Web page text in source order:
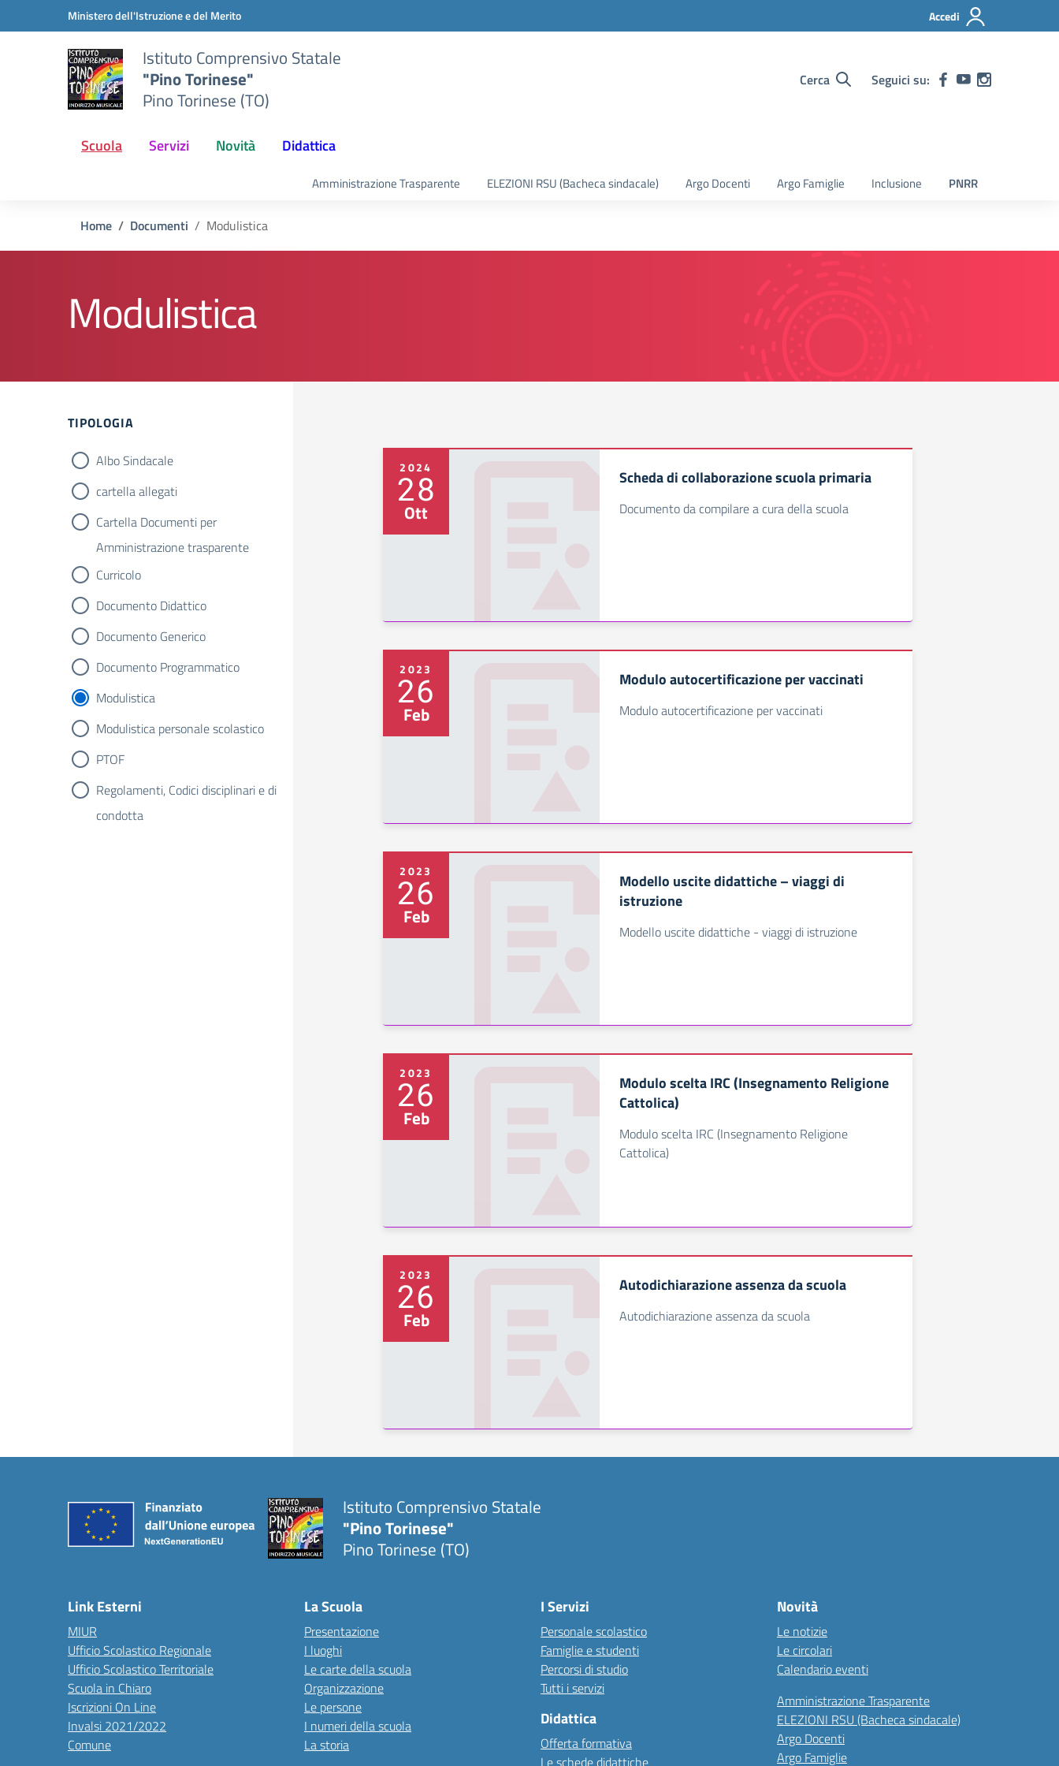
Vai ai contenuti
Vai al menu di navigazioneMinistero dell'Istruzione e del Merito Accedi
Istituto Comprensivo Statale
"Pino Torinese"
Pino Torinese (TO)
Cerca Seguici su:
Scuola Servizi Novità Didattica
Amministrazione Trasparente ELEZIONI RSU (Bacheca sindacale) Argo Docenti Argo Famiglie Inclusione PNRR
Home Documenti Modulistica
Modulistica
TIPOLOGIA
Albo Sindacale
cartella allegati
Cartella Documenti per
Amministrazione trasparente
Curricolo
Documento Didattico
Documento Generico
Documento Programmatico
Modulistica
Modulistica personale scolastico
PTOF
Regolamenti, Codici disciplinari e di
condotta
2024
28
Ott
Scheda di collaborazione scuola primaria
Documento da compilare a cura della scuola
2023
26
Feb
Modulo autocertificazione per vaccinati
Modulo autocertificazione per vaccinati
2023
26
Feb
Modello uscite didattiche – viaggi di
istruzione
Modello uscite didattiche - viaggi di istruzione
2023
26
Feb
Modulo scelta IRC (Insegnamento Religione
Cattolica)
Modulo scelta IRC (Insegnamento Religione
Cattolica)
2023
26
Feb
Autodichiarazione assenza da scuola
Autodichiarazione assenza da scuola
Istituto Comprensivo Statale
"Pino Torinese"
Pino Torinese (TO)
Link Esterni
MIUR
Ufficio Scolastico Regionale
Ufficio Scolastico Territoriale
Scuola in Chiaro
Iscrizioni On Line
Invalsi 2021/2022
Comune
La Scuola
Presentazione
I luoghi
Le carte della scuola
Organizzazione
Le persone
I numeri della scuola
La storia
I Servizi
Personale scolastico
Famiglie e studenti
Percorsi di studio
Tutti i servizi
Didattica
Offerta formativa
Le schede didattiche
Novità
Le notizie
Le circolari
Calendario eventi
Amministrazione Trasparente
ELEZIONI RSU (Bacheca sindacale)
Argo Docenti
Argo Famiglie